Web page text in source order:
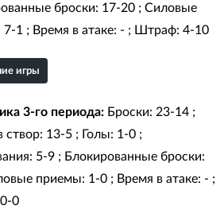
броски: 17-20 ; Силовые
1 ; Время в атаке: - ; Штраф: 4-10
игры
3-го периода:Броски: 23-14 ;
створ: 13-5 ; Голы: 1-0 ;
5-9 ; Блокированные броски:
приемы: 1-0 ; Время в атаке: - ;
0